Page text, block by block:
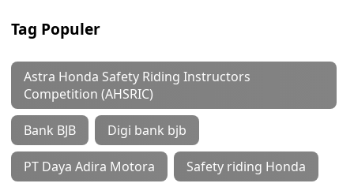
Tag Populer
Astra Honda Safety Riding Instructors
Competition (AHSRIC)
Bank BJB Digi bank bjb
PT Daya Adira Motora Safety riding Honda